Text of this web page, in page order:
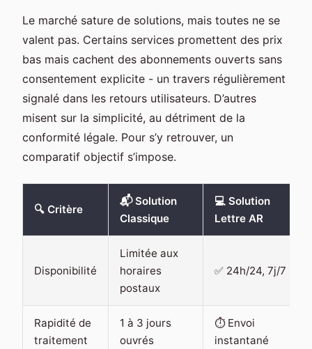
Le marché sature de solutions, mais toutes ne se
valent pas. Certains services promettent des prix
bas mais cachent des abonnements ouverts sans
consentement explicite - un travers régulièrement
signalé dans les retours utilisateurs. D’autres
misent sur la simplicité, au détriment de la
conformité légale. Pour s’y retrouver, un
comparatif objectif s’impose.
🔍 Critère
📬 Solution
Classique
💻 Solution
Lettre AR
Disponibilité
Limitée aux
horaires
postaux
✅ 24h/24, 7j/7
Rapidité de
traitement
1 à 3 jours
ouvrés
⏱️ Envoi
instantané